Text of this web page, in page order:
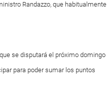
Randazzo, que habitualmente
se disputará el próximo domingo
para poder sumar los puntos